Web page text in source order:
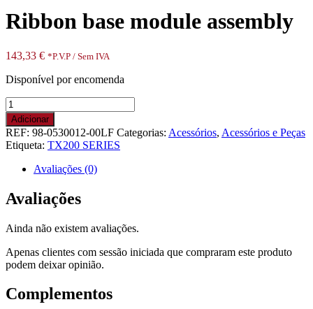
Ribbon base module assembly
143,33 € *P.V.P / Sem IVA
Disponível por encomenda
Quantidade
de
Ribbon
base
module
assembly
Adicionar
REF: 98-0530012-00LF Categorias: Acessórios, Acessórios e Peças
Etiqueta: TX200 SERIES
Avaliações (0)
Avaliações
Ainda não existem avaliações.
Apenas clientes com sessão iniciada que compraram este produto
podem deixar opinião.
Complementos